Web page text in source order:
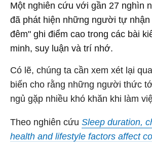
Một nghiên cứu với gần 27 nghìn
đã phát hiện những người tự nhận
đêm" ghi điểm cao trong các bài
minh, suy luận và trí nhớ.
Có lẽ, chúng ta cần xem xét lại
biến cho rằng những người thức
ngủ gặp nhiều khó khăn khi làm
Theo nghiên cứu Sleep duration,
health and lifestyle factors affect